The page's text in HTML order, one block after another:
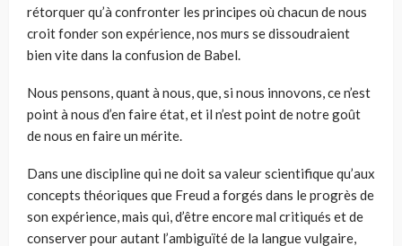
rétorquer qu’à confronter les principes où chacun de nous
croit fonder son expérience, nos murs se dissoudraient
bien vite dans la confusion de Babel.
Nous pensons, quant à nous, que, si nous innovons, ce n’est
point à nous d’en faire état, et il n’est point de notre goût
de nous en faire un mérite.
Dans une discipline qui ne doit sa valeur scientifique qu’aux
concepts théoriques que Freud a forgés dans le progrès de
son expérience, mais qui, d’être encore mal critiqués et de
conserver pour autant l’ambiguïté de la langue vulgaire,